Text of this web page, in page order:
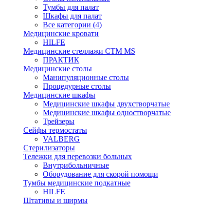
Тумбы для палат
Шкафы для палат
Все категории (4)
Медицинские кровати
HILFE
Медицинские стеллажи CTM MS
ПРАКТИК
Медицинские столы
Манипуляционные столы
Процедурные столы
Медицинские шкафы
Медицинские шкафы двухстворчатые
Медицинские шкафы одностворчатые
Трейзеры
Сейфы термостаты
VALBERG
Стерилизаторы
Тележки для перевозки больных
Внутрибольничные
Оборудование для скорой помощи
Тумбы медицинские подкатные
HILFE
Штативы и ширмы